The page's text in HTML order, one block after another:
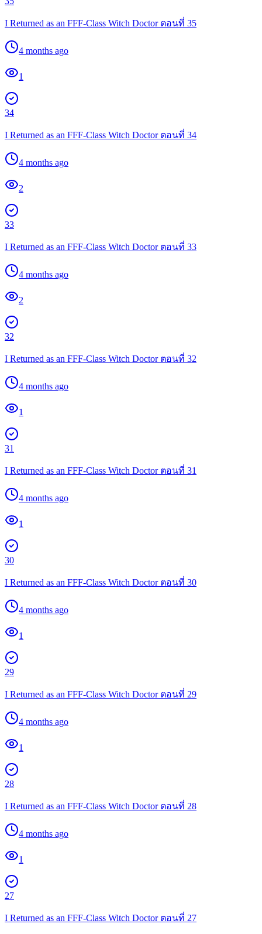
I Returned as an FFF-Class Witch Doctor ตอนที่ 35
4 months ago
1
34
I Returned as an FFF-Class Witch Doctor ตอนที่ 34
4 months ago
2
33
I Returned as an FFF-Class Witch Doctor ตอนที่ 33
4 months ago
2
32
I Returned as an FFF-Class Witch Doctor ตอนที่ 32
4 months ago
1
31
I Returned as an FFF-Class Witch Doctor ตอนที่ 31
4 months ago
1
30
I Returned as an FFF-Class Witch Doctor ตอนที่ 30
4 months ago
1
29
I Returned as an FFF-Class Witch Doctor ตอนที่ 29
4 months ago
1
28
I Returned as an FFF-Class Witch Doctor ตอนที่ 28
4 months ago
1
27
I Returned as an FFF-Class Witch Doctor ตอนที่ 27